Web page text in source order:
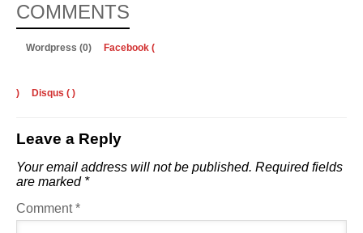
COMMENTS
Wordpress (0) Facebook (
) Disqus ( )
Leave a Reply
Your email address will not be published. Required fields
are marked *
Comment*